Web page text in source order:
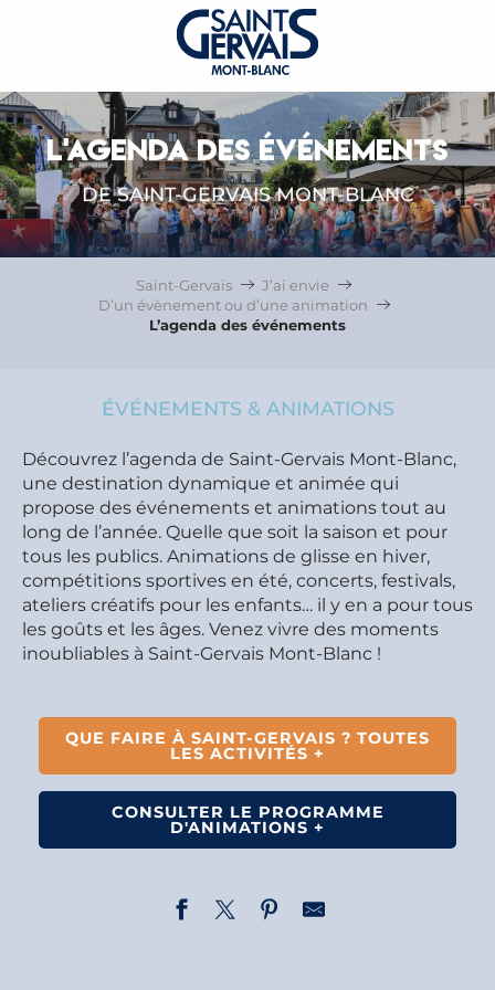
L'AGENDA DES ÉVÉNEMENTS
DE SAINT-GERVAIS MONT-BLANC
Saint-Gervais
J’ai envie
D’un évènement ou d’une animation
L’agenda des événements
ÉVÉNEMENTS & ANIMATIONS
Découvrez l’agenda de Saint-Gervais Mont-Blanc,
une destination dynamique et animée qui
propose des événements et animations tout au
long de l’année. Quelle que soit la saison et pour
tous les publics. Animations de glisse en hiver,
compétitions sportives en été, concerts, festivals,
ateliers créatifs pour les enfants… il y en a pour tous
les goûts et les âges. Venez vivre des moments
inoubliables à Saint-Gervais Mont-Blanc !
QUE FAIRE À SAINT-GERVAIS ? TOUTES
LES ACTIVITÉS +
CONSULTER LE PROGRAMME
D'ANIMATIONS +